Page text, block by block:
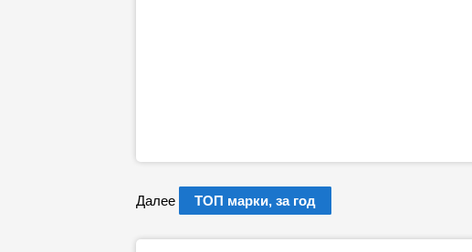
Далее ТОП марки, за год